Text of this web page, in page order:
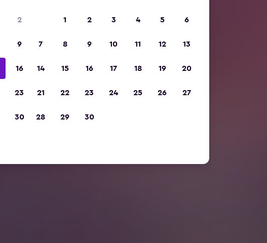
2
9
16
23
30
1 2 3 4 5 6
7 8 9 10 11 12 13
14 15 16 17 18 19 20
21 22 23 24 25 26 27
28 29 30